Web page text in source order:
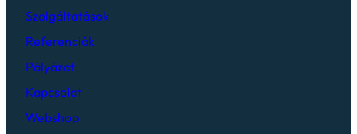
Szolgáltatások
Referenciák
Pályázat
Kapcsolat
Webshop